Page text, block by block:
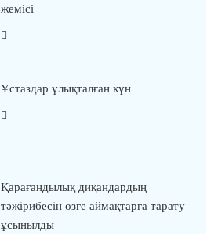
жемісі
Ұстаздар ұлықталған күн
Қарағандылық диқандардың
тәжірибесін өзге аймақтарға тарату
ұсынылды